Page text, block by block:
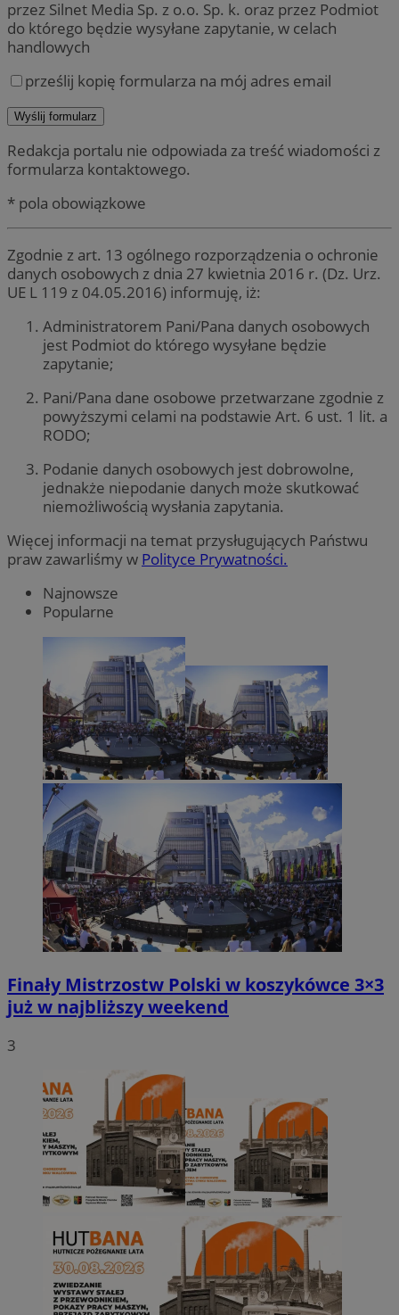
przez Silnet Media Sp. z o.o. Sp. k. oraz przez Podmiot
do którego będzie wysyłane zapytanie, w celach
handlowych
prześlij kopię formularza na mój adres email
Redakcja portalu nie odpowiada za treść wiadomości z
formularza kontaktowego.
* pola obowiązkowe
Zgodnie z art. 13 ogólnego rozporządzenia o ochronie
danych osobowych z dnia 27 kwietnia 2016 r. (Dz. Urz.
UE L 119 z 04.05.2016) informuję, iż:
Administratorem Pani/Pana danych osobowych
jest Podmiot do którego wysyłane będzie
zapytanie;
Pani/Pana dane osobowe przetwarzane zgodnie z
powyższymi celami na podstawie Art. 6 ust. 1 lit. a
RODO;
Podanie danych osobowych jest dobrowolne,
jednakże niepodanie danych może skutkować
niemożliwością wysłania zapytania.
Więcej informacji na temat przysługujących Państwu
praw zawarliśmy w Polityce Prywatności.
Najnowsze
Popularne
Finały Mistrzostw Polski w koszykówce 3×3
już w najbliższy weekend
3